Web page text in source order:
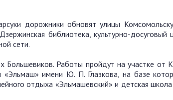
дорожники обновят улицы
библиотека, культурно-досуговый
сети.
Большевиков. Работы пройдут на участке от
«Эльмаш» имени Ю. П. Глазкова, на базе
отдыха «Эльмашевский» и детская